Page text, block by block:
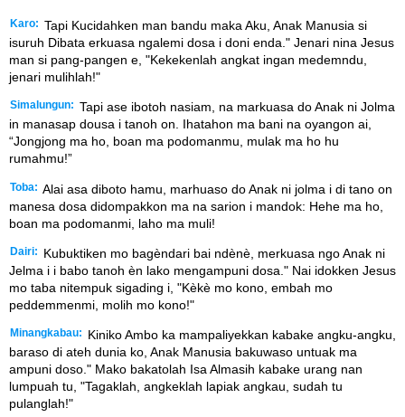
Karo: Tapi Kucidahken man bandu maka Aku, Anak Manusia si
isuruh Dibata erkuasa ngalemi dosa i doni enda." Jenari nina Jesus
man si pang-pangen e, "Kekekenlah angkat ingan medemndu,
jenari mulihlah!"
Simalungun: Tapi ase ibotoh nasiam, na markuasa do Anak ni Jolma
in manasap dousa i tanoh on. Ihatahon ma bani na oyangon ai,
“Jongjong ma ho, boan ma podomanmu, mulak ma ho hu
rumahmu!”
Toba: Alai asa diboto hamu, marhuaso do Anak ni jolma i di tano on
manesa dosa didompakkon ma na sarion i mandok: Hehe ma ho,
boan ma podomanmi, laho ma muli!
Dairi:
Kubuktiken mo bagèndari bai ndènè, merkuasa ngo Anak ni
Jelma i i babo tanoh èn lako mengampuni dosa." Nai idokken Jesus
mo taba nitempuk sigading i, "Kèkè mo kono, embah mo
peddemmenmi, molih mo kono!"
Minangkabau:
Kiniko Ambo ka mampaliyekkan kabake angku-angku,
baraso di ateh dunia ko, Anak Manusia bakuwaso untuak ma
ampuni doso." Mako bakatolah Isa Almasih kabake urang nan
lumpuah tu, "Tagaklah, angkeklah lapiak angkau, sudah tu
pulanglah!"